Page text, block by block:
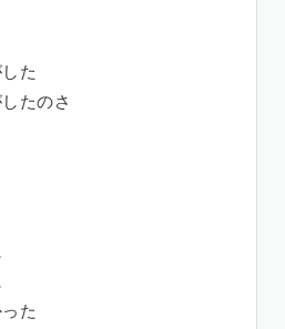
た
たのさ
た